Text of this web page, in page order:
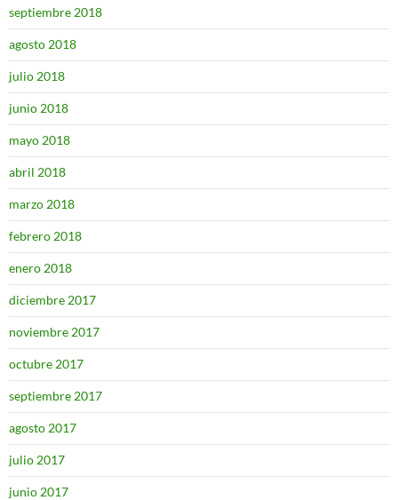
septiembre 2018
agosto 2018
julio 2018
junio 2018
mayo 2018
abril 2018
marzo 2018
febrero 2018
enero 2018
diciembre 2017
noviembre 2017
octubre 2017
septiembre 2017
agosto 2017
julio 2017
junio 2017